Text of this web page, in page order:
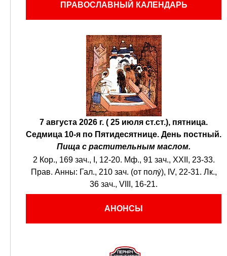
ПРАВОСЛАВНЫЙ КАЛЕНДАРЬ
7 августа 2026 г. ( 25 июля ст.ст.), пятница.
Седмица 10-я по Пятидесятнице. День постный.
Пища с растительным маслом.
2 Кор., 169 зач., I, 12-20. Мф., 91 зач., XXII, 23-33.
Прав. Анны: Гал., 210 зач. (от полу́), IV, 22-31. Лк.,
36 зач., VIII, 16-21.
АНОНСЫ